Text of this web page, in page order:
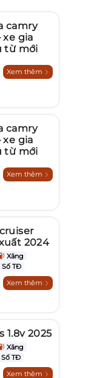
camry
xe gia
từ mới
Xem thêm
camry
xe gia
từ mới
Xem thêm
2024
Xăng
Số TĐ
Xem thêm
1.8v 2025
Xăng
TĐ
Xem thêm